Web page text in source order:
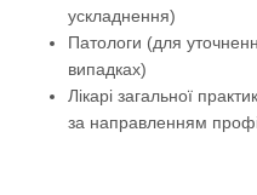
ускладнення)
Патологи (для
випадках)
Лікарі загальної
за направленням